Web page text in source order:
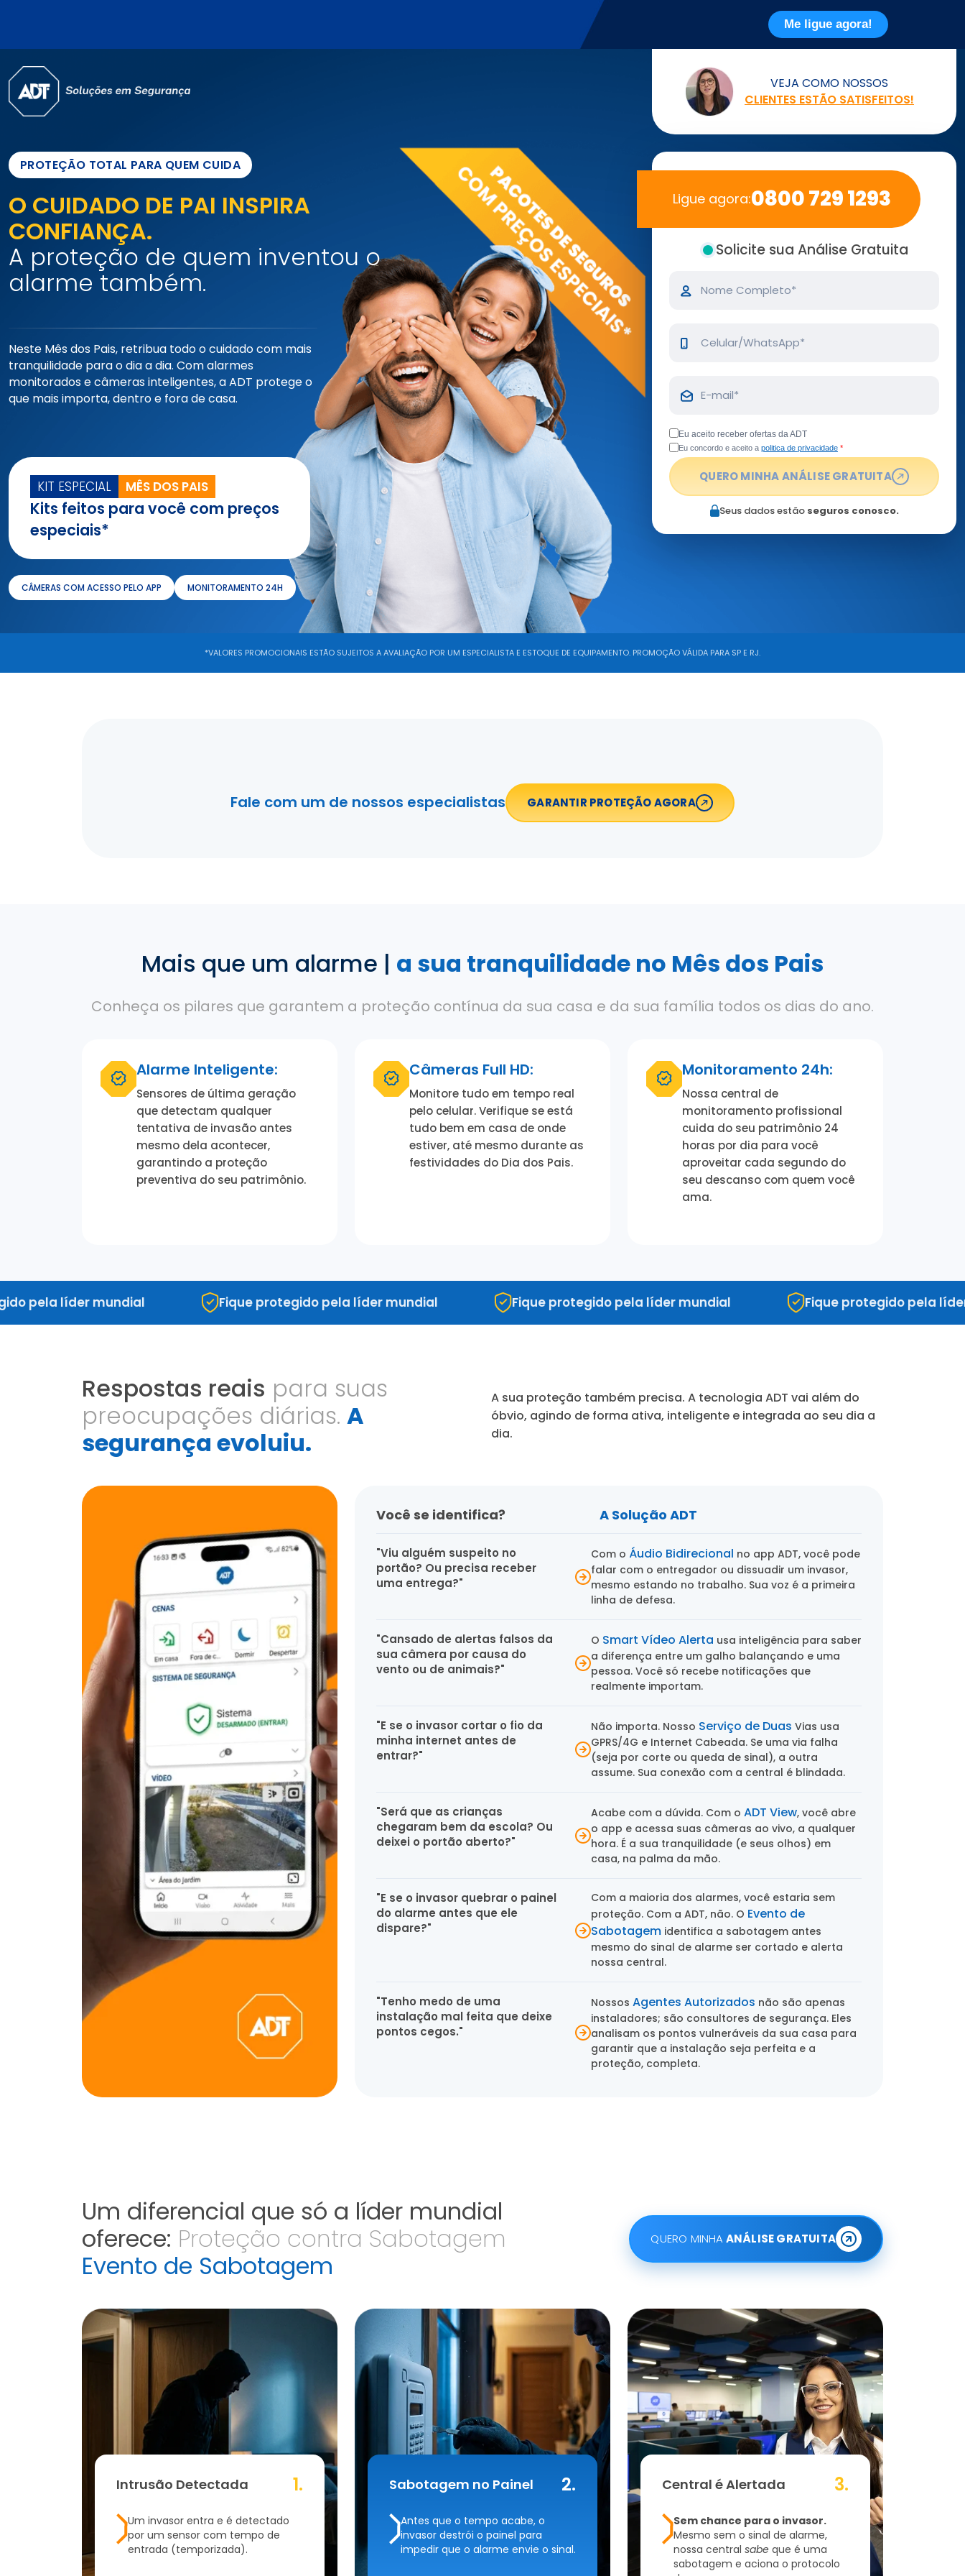
Me ligue agora!
VEJA COMO NOSSOS
CLIENTES ESTÃO SATISFEITOS!
PROTEÇÃO TOTAL PARA QUEM CUIDA
O CUIDADO DE PAI INSPIRA
CONFIANÇA.
A proteção de quem inventou o
alarme também.
Neste Mês dos Pais, retribua todo o cuidado com mais
tranquilidade para o dia a dia. Com alarmes
monitorados e câmeras inteligentes, a ADT protege o
que mais importa, dentro e fora de casa.
KIT ESPECIAL MÊS DOS PAIS
Kits feitos para você com preços
especiais*
CÂMERAS COM ACESSO PELO APP MONITORAMENTO 24H
Ligue agora:0800 729 1293
Solicite sua Análise Gratuita
Completo*
mail*
Eu aceito receber ofertas da ADT
Eu concordo e aceito a politica de privacidade *
QUERO MINHA ANÁLISE GRATUITA
Seus dados estão seguros conosco.
*VALORES PROMOCIONAIS ESTÃO SUJEITOS A AVALIAÇÃO POR UM ESPECIALISTA E ESTOQUE DE EQUIPAMENTO. PROMOÇÃO VÁLIDA PARA SP E RJ.
Fale com um de nossos especialistas GARANTIR PROTEÇÃO AGORA
Mais que um alarme | a sua tranquilidade no Mês dos Pais
Conheça os pilares que garantem a proteção contínua da sua casa e da sua família todos os dias do ano.
Alarme Inteligente:
Sensores de última geração
que detectam qualquer
tentativa de invasão antes
mesmo dela acontecer,
garantindo a proteção
preventiva do seu patrimônio.
Câmeras Full HD:
Monitore tudo em tempo real
pelo celular. Verifique se está
tudo bem em casa de onde
estiver, até mesmo durante as
festividades do Dia dos Pais.
Monitoramento 24h:
Nossa central de
monitoramento profissional
cuida do seu patrimônio 24
horas por dia para você
aproveitar cada segundo do
seu descanso com quem você
ama.
líder mundial Fique protegido pela líder mundial Fique protegido pela líder mundial Fique protegido pela líder
Respostas reais para suas
preocupações diárias. A
segurança evoluiu.
A sua proteção também precisa. A tecnologia ADT vai além do
óbvio, agindo de forma ativa, inteligente e integrada ao seu dia a
dia.
Você se identifica? A Solução ADT
"Viu alguém suspeito no
portão? Ou precisa receber
uma entrega?"
Com o Áudio Bidirecional no app ADT, você pode
falar com o entregador ou dissuadir um invasor,
mesmo estando no trabalho. Sua voz é a primeira
linha de defesa.
"Cansado de alertas falsos da
sua câmera por causa do
vento ou de animais?"
O Smart Vídeo Alerta usa inteligência para saber
a diferença entre um galho balançando e uma
pessoa. Você só recebe notificações que
realmente importam.
"E se o invasor cortar o fio da
minha internet antes de
entrar?"
Não importa. Nosso Serviço de Duas Vias usa
GPRS/4G e Internet Cabeada. Se uma via falha
(seja por corte ou queda de sinal), a outra
assume. Sua conexão com a central é blindada.
"Será que as crianças
chegaram bem da escola? Ou
deixei o portão aberto?"
Acabe com a dúvida. Com o ADT View, você abre
o app e acessa suas câmeras ao vivo, a qualquer
hora. É a sua tranquilidade (e seus olhos) em
casa, na palma da mão.
"E se o invasor quebrar o painel
do alarme antes que ele
dispare?"
Com a maioria dos alarmes, você estaria sem
proteção. Com a ADT, não. O Evento de
Sabotagemidentifica a sabotagem antes
mesmo do sinal de alarme ser cortado e alerta
nossa central.
"Tenho medo de uma
instalação mal feita que deixe
pontos cegos."
Nossos Agentes Autorizados não são apenas
instaladores; são consultores de segurança. Eles
analisam os pontos vulneráveis da sua casa para
garantir que a instalação seja perfeita e a
proteção, completa.
Um diferencial que só a líder mundial
oferece: Proteção contra Sabotagem
Evento de Sabotagem
QUERO MINHAANÁLISE GRATUITA
Intrusão Detectada 1.
Um invasor entra e é detectado
por um sensor com tempo de
entrada (temporizada).
Sabotagem no Painel 2.
Antes que o tempo acabe, o
invasor destrói o painel para
impedir que o alarme envie o sinal.
Central é Alertada 3.
Sem chance para o invasor.
Mesmo sem o sinal de alarme,
nossa central sabeque é uma
sabotagem e aciona o protocolo